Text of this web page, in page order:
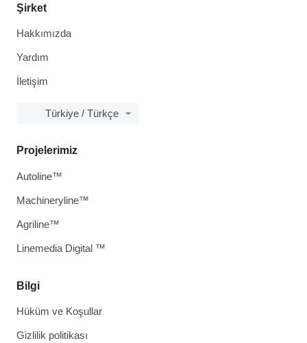
Şirket
Hakkımızda
Yardım
İletişim
Türkiye / Türkçe
Bilgi
Hüküm ve Koşullar
Gizlilik politikası
Projelerimiz
Autoline™
Machineryline™
Agriline™
Linemedia Digital ™